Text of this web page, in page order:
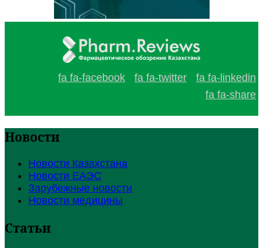
fa fa-facebook fa fa-twitter
fa fa-linkedin
fa fa-share
Новости
Новости Казахстана
Новости ЕАЭС
Зарубежные новости
Новости медицины
Статьи